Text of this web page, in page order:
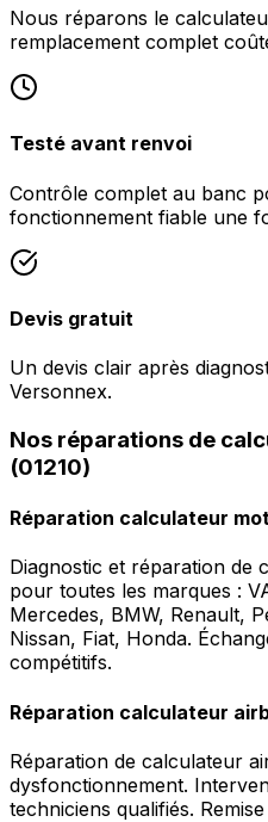
Nous réparons le
remplacement complet
Testé avant renvoi
Contrôle complet au banc
fonctionnement fiable une
Devis gratuit
Un devis clair après
Versonnex.
Nos réparations de
(01210)
Réparation calculateur
Diagnostic et réparation de
pour toutes les marques :
Mercedes, BMW, Renault,
Nissan, Fiat, Honda.
compétitifs.
Réparation calculateur
Réparation de calculateur
dysfonctionnement.
techniciens qualifiés.